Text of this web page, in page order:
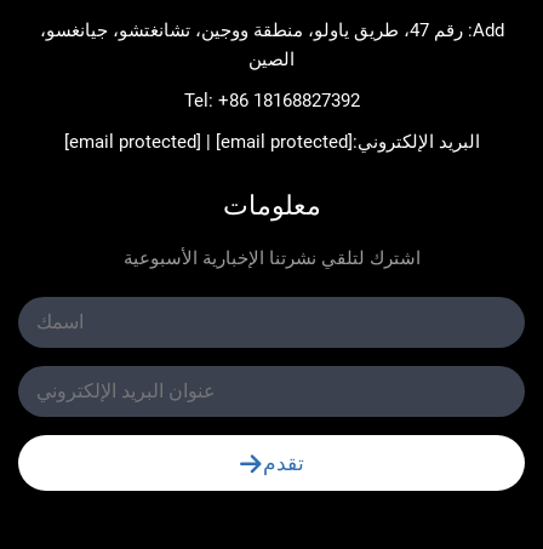
Add: رقم 47، طريق ياولو، منطقة ووجين، تشانغتشو، جيانغسو،
Tel:+86 18168827392
الإلكتروني:[email protected]
|
[email protected]
معلومات
اشترك لتلقي نشرتنا الإخبارية الأسبوعية